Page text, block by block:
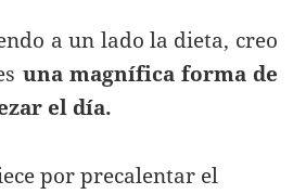
a un lado la dieta, creo
una magnífica forma de
el día.
por precalentar el